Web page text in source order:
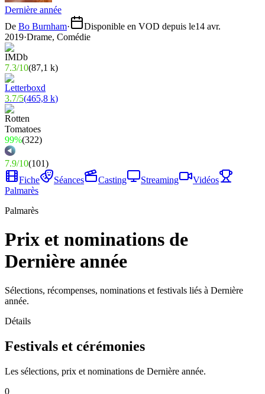
Dernière année
De Bo Burnham· Disponible en VOD depuis le14 avr.
2019·Drame, Comédie
7.3/10(87,1 k)
3.7/5(465,8 k)
99%(322)
7.9/10(101)
Fiche
Séances Casting Streaming
Vidéos
Palmarès
Palmarès
Prix et nominations de
Dernière année
Sélections, récompenses, nominations et festivals liés à Dernière
année.
Détails
Festivals et cérémonies
Les sélections, prix et nominations de Dernière année.
0